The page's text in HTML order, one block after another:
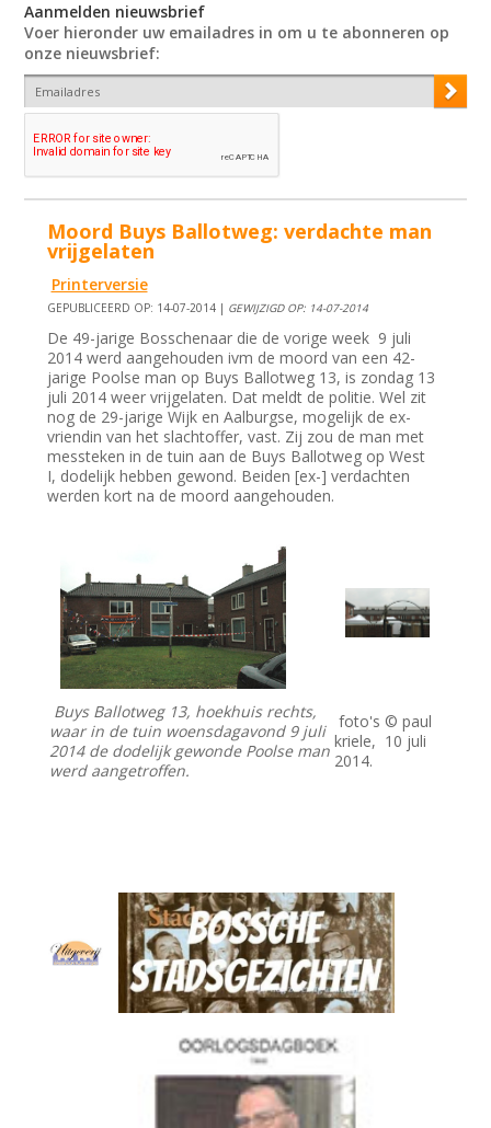
Aanmelden nieuwsbrief
Voer hieronder uw emailadres in om u te abonneren op
onze nieuwsbrief:
Moord Buys Ballotweg: verdachte man
vrijgelaten
Printerversie
GEPUBLICEERD OP: 14-07-2014 | GEWIJZIGD OP: 14-07-2014
De 49-jarige Bosschenaar die de vorige week 9 juli
2014 werd aangehouden ivm de moord van een 42-
jarige Poolse man op Buys Ballotweg 13, is zondag 13
juli 2014 weer vrijgelaten. Dat meldt de politie. Wel zit
nog de 29-jarige Wijk en Aalburgse, mogelijk de ex-
vriendin van het slachtoffer, vast. Zij zou de man met
messteken in de tuin aan de Buys Ballotweg op West
I, dodelijk hebben gewond. Beiden [ex-] verdachten
werden kort na de moord aangehouden.
Buys Ballotweg 13, hoekhuis rechts,
waar in de tuin woensdagavond 9 juli
2014 de dodelijk gewonde Poolse man
werd aangetroffen.
foto's © paul
kriele, 10 juli
2014.